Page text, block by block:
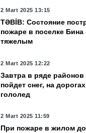
2 Mart 2025 13:15
TƏBİB: Состояние
пожаре в поселке Бина
тяжелым
2 Mart 2025 12:22
Завтра в ряде
пойдет снег, на
гололед
2 Mart 2025 11:59
При пожаре в жилом